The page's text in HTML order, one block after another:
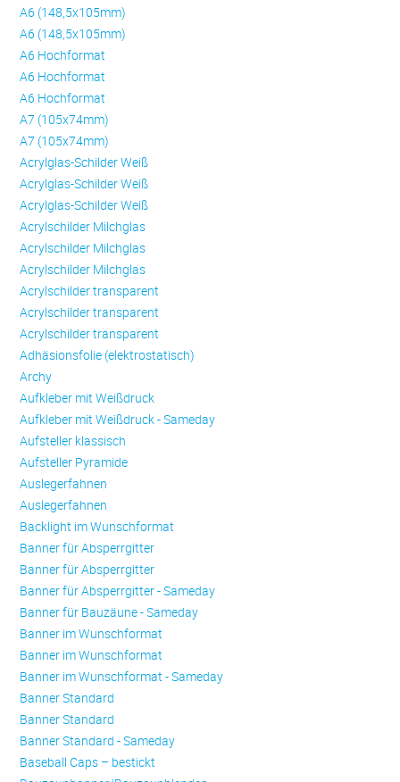
A6 (148,5x105mm)
A6 (148,5x105mm)
A6 Hochformat
A6 Hochformat
A6 Hochformat
A7 (105x74mm)
A7 (105x74mm)
Acrylglas-Schilder Weiß
Acrylglas-Schilder Weiß
Acrylglas-Schilder Weiß
Acrylschilder Milchglas
Acrylschilder Milchglas
Acrylschilder Milchglas
Acrylschilder transparent
Acrylschilder transparent
Acrylschilder transparent
Adhäsionsfolie (elektrostatisch)
Archy
Aufkleber mit Weißdruck
Aufkleber mit Weißdruck - Sameday
Aufsteller klassisch
Aufsteller Pyramide
Auslegerfahnen
Auslegerfahnen
Backlight im Wunschformat
Banner für Absperrgitter
Banner für Absperrgitter
Banner für Absperrgitter - Sameday
Banner für Bauzäune - Sameday
Banner im Wunschformat
Banner im Wunschformat
Banner im Wunschformat - Sameday
Banner Standard
Banner Standard
Banner Standard - Sameday
Baseball Caps – bestickt